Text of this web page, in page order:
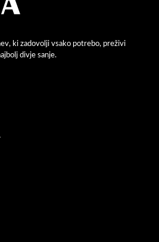
ki zadovolji vsako potrebo, preživi
divje sanje.